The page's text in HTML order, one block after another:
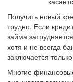
Получить новый
трудно. Если
займа
хотя и не всегда
заключается
Многие